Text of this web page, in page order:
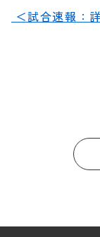
＜試合速報：